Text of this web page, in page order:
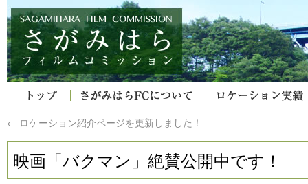
← ロケーション紹介ページを更新しました！
映画「バクマン」絶賛公開中です！